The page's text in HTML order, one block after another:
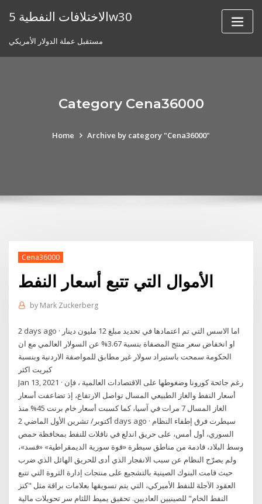
الاختلافات النفطية 5w30
مستقبل عملة الدولار الأمريكي
Category Cena36000
Home Archive by category "Cena36000"
Cena36000
الأموال التي تتبع أسعار النفط
by Mark Zuckerberg
2 days ago · اما الاسس التي تم اعتمادها في تحديد مبلغ 12 مليون دينار
او انخفاض سعر منتج المصفاة بنسبة 3.67% عن السولار العالمي مع ان
الحكومة سمحت باستيراد سولار غير مطابق للمواصفة الاردنية وبنسبة
كبريت اكثر
Jan 13, 2021 · رغم جائحة كورونا وضغوطها على الاقتصادات العالمية ، فإن
أسعار النفط والغاز الطبيعي المسال تواصل الارتفاع، إذ تضاعفت أسعار
الغاز المسال 7 مرات في آسيا، كما كسبت أسعار خام برنت 45% منذ
أكتوبر/ تشرين الأول الماضي 2 days ago · سيطرت فرق إطفاء النظام
السوري، أول أمس، على حريق اندلع في ناقلات للنفط بمحافظة حمص
وسط البلاد، قادمة من مناطق سيطرة «قوة سورية الديمقراطية» «قسد»،
ولم يصرّح النظام عن سبب الانفجار الذي أدى للحريق الهائل الذي ضرب
حيث قامت البنوك الصينية بالتشجيع على منتجات إدارة الثروة التي تتبع
العقود الآجلة للنفط الأميركي، التي يتم تسويقها بعلامات براقة مثل "كنز
النفط الخام" للصينيين العاديين. تحقيق يميط اللثام سر تحويلات مالية